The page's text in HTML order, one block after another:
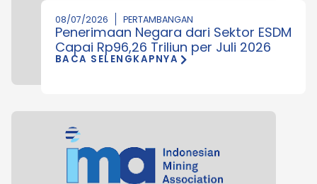
08/07/2026 PERTAMBANGAN
Penerimaan Negara dari Sektor ESDM
Capai Rp96,26 Triliun per Juli 2026
BACA SELENGKAPNYA